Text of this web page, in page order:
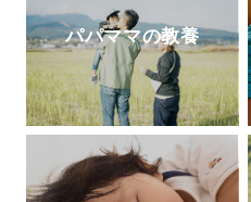
パパママの教養